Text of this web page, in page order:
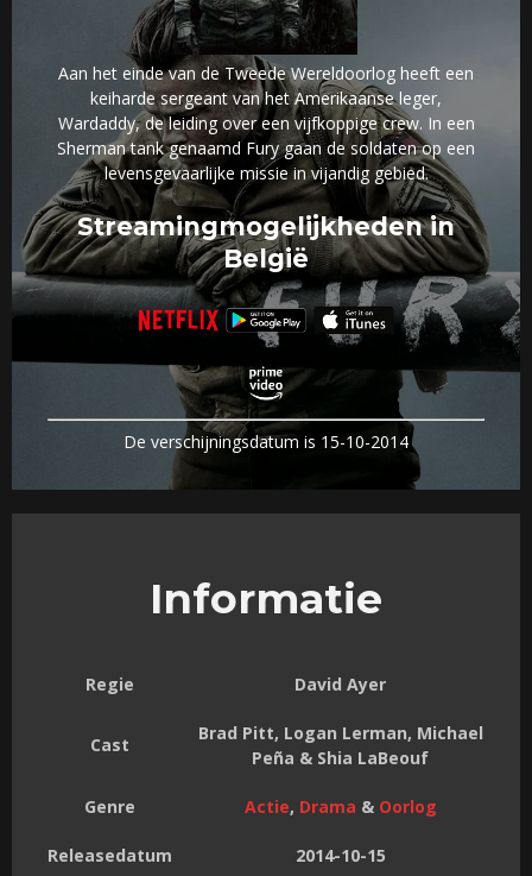
Aan het einde van de Tweede Wereldoorlog heeft een
keiharde sergeant van het Amerikaanse leger,
Wardaddy, de leiding over een vijfkoppige crew. In een
Sherman tank genaamd Fury gaan de soldaten op een
levensgevaarlijke missie in vijandig gebied.
Streamingmogelijkheden in
België
De verschijningsdatum is 15-10-2014
Informatie
Regie David Ayer
Cast
Brad Pitt, Logan Lerman, Michael
Peña & Shia LaBeouf
Genre Actie, Drama & Oorlog
Releasedatum 2014-10-15